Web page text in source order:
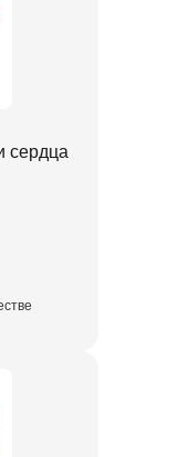
сердца